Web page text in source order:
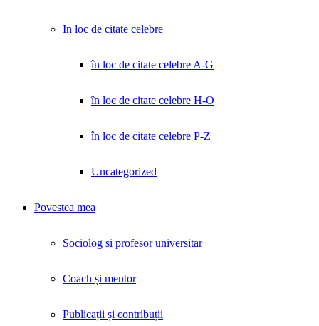
In loc de citate celebre
în loc de citate celebre A-G
în loc de citate celebre H-O
în loc de citate celebre P-Z
Uncategorized
Povestea mea
Sociolog si profesor universitar
Coach și mentor
Publicații și contribuții